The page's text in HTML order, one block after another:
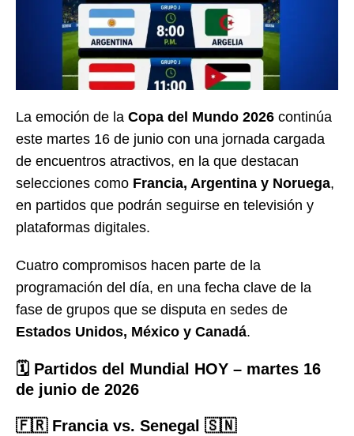
La emoción de la Copa del Mundo 2026 continúa
este martes 16 de junio con una jornada cargada
de encuentros atractivos, en la que destacan
selecciones como Francia, Argentina y Noruega,
en partidos que podrán seguirse en televisión y
plataformas digitales.
Cuatro compromisos hacen parte de la
programación del día, en una fecha clave de la
fase de grupos que se disputa en sedes de
Estados Unidos, México y Canadá.
🗓️ Partidos del Mundial HOY – martes 16
de junio de 2026
🇫🇷 Francia vs. Senegal 🇸🇳